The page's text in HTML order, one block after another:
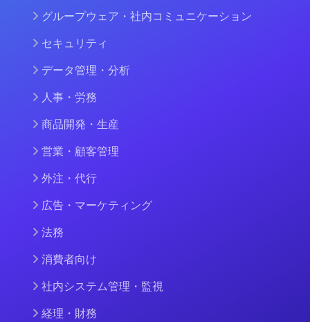
グループウェア・社内コミュニケーション
セキュリティ
データ管理・分析
人事・労務
商品開発・生産
営業・顧客管理
外注・代行
広告・マーケティング
法務
消費者向け
社内システム管理・監視
経理・財務